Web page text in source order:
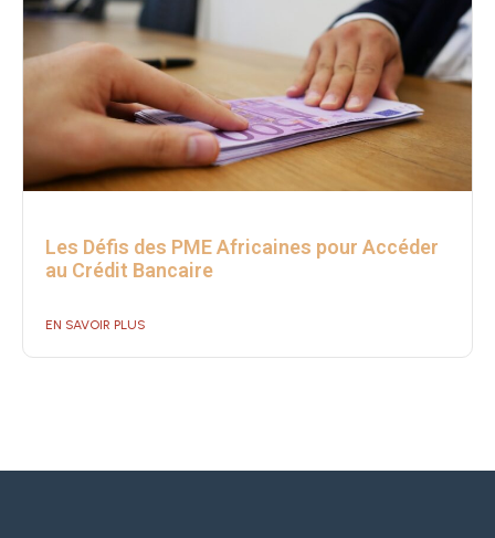
Les Défis des PME Africaines pour Accéder
au Crédit Bancaire
EN SAVOIR PLUS